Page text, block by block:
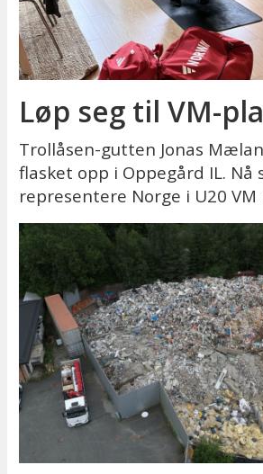
Løp seg til VM-
Trollåsen-gutten Jonas
flasket opp i Oppegård IL. Nå
representere Norge i U20 VM